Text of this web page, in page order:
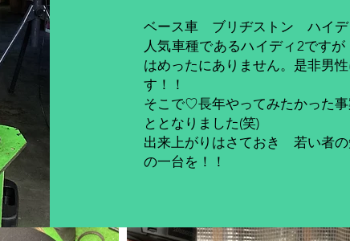
ベース車 ブリヂストン ハイデ
人気車種であるハイディ2です
はめったにありません。是非男
す！！
そこで♡長年やってみたかった
ととなりました(笑)
出来上がりはさておき 若い者
の一台を！！